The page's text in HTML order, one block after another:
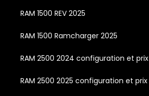
RAM 1500 REV 2025
RAM 1500 Ramcharger 2025
RAM 2500 2024 configuration et prix
RAM 2500 2025 configuration et prix